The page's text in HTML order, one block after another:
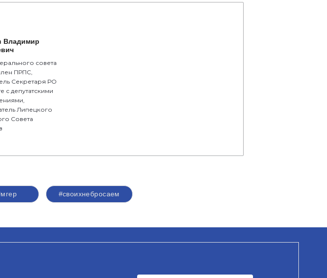
Владимир
совета
ПРПС,
Секретаря РО
с депутатскими
Липецкого
Совета
#своихнебросаем